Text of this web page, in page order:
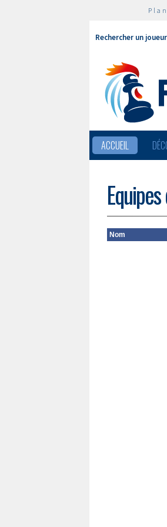
Rechercher un joueur
ACCUEIL
Nom